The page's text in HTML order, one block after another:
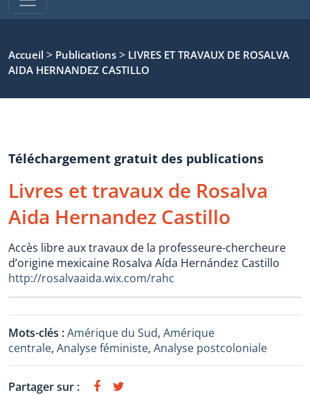
Accueil > Publications > LIVRES ET TRAVAUX DE ROSALVA
AIDA HERNANDEZ CASTILLO
Téléchargement gratuit des publications
Livres et travaux de Rosalva
Aida Hernandez Castillo
Accès libre aux travaux de la professeure-chercheure
d’origine mexicaine Rosalva Aída Hernández Castillo
http://rosalvaaida.wix.com/rahc
Mots-clés :Amérique du Sud, Amérique
centrale, Analyse féministe, Analyse postcoloniale
Partager sur :